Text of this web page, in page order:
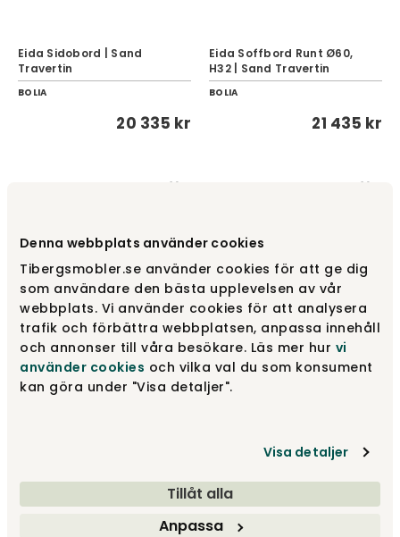
Denna webbplats använder cookies
Tibergsmobler.se använder cookies för att ge dig
som användare den bästa upplevelsen av vår
webbplats. Vi använder cookies för att analysera
trafik och förbättra webbplatsen, anpassa innehåll
och annonser till våra besökare. Läs mer hur vi
använder cookies och vilka val du som konsument
kan göra under "Visa detaljer".
Visa detaljer
Tillåt alla
Anpassa
Eida Sidobord | Sand
Travertin
BOLIA
20 335 kr
Eida Soffbord Runt Ø60,
H32 | Sand Travertin
BOLIA
21 435 kr
Eida Soffbord Runt Ø90,
H32 | Sand Travertin
Eida Soffbord Square
100x100, H32 | Sand
Travertin
30 785 kr